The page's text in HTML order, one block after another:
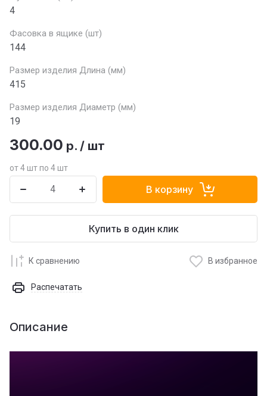
4
Фасовка в ящике (шт)
144
Размер изделия Длина (мм)
415
Размер изделия Диаметр (мм)
19
300.00 р. / шт
от 4 шт по 4 шт
В корзину
Купить в один клик
К сравнению В избранное
Распечатать
Описание